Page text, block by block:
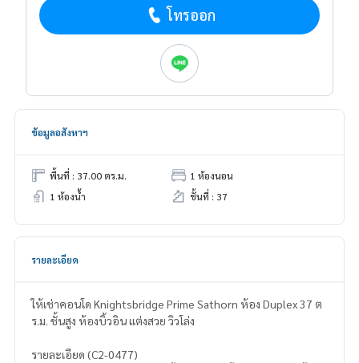
โทรออก
ข้อมูลอสังหาฯ
พื้นที่ : 37.00 ตร.ม.
1 ห้องนอน
1 ห้องน้ำ
ชั้นที่ : 37
รายละเอียด
ให้เช่าคอนโด Knightsbridge Prime Sathorn ห้อง Duplex 37 ต
ร.ม. ชั้นสูง ห้องบิ้วอิน แต่งสวย วิวโล่ง
รายละเอียด (C2-0477)